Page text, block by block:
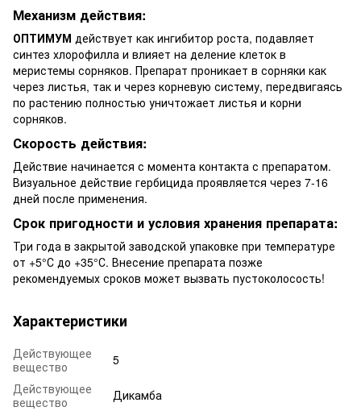
Механизм действия:
ОПТИМУМ действует как ингибитор роста, подавляет
синтез хлорофилла и влияет на деление клеток в
меристемы сорняков. Препарат проникает в сорняки как
через листья, так и через корневую систему, передвигаясь
по растению полностью уничтожает листья и корни
сорняков.
Скорость действия:
Действие начинается с момента контакта с препаратом.
Визуальное действие гербицида проявляется через 7-16
дней после применения.
Срок пригодности и условия хранения препарата:
Три года в закрытой заводской упаковке при температуре
от +5°С до +35°С. Внесение препарата позже
рекомендуемых сроков может вызвать пустоколосость!
Характеристики
Действующее
вещество
5
Действующее
вещество
Дикамба